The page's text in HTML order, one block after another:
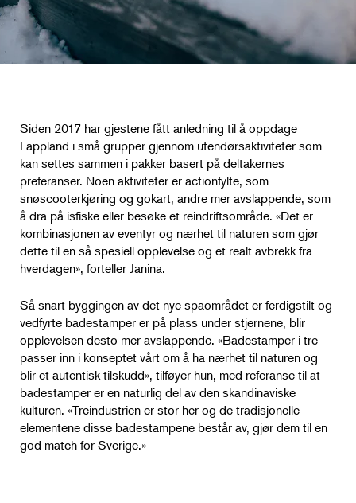
Siden 2017 har gjestene fått anledning til å oppdage
Lappland i små grupper gjennom utendørsaktiviteter som
kan settes sammen i pakker basert på deltakernes
preferanser. Noen aktiviteter er actionfylte, som
snøscooterkjøring og gokart, andre mer avslappende, som
å dra på isfiske eller besøke et reindriftsområde. «Det er
kombinasjonen av eventyr og nærhet til naturen som gjør
dette til en så spesiell opplevelse og et realt avbrekk fra
hverdagen», forteller Janina.
Så snart byggingen av det nye spaområdet er ferdigstilt og
vedfyrte badestamper er på plass under stjernene, blir
opplevelsen desto mer avslappende. «Badestamper i tre
passer inn i konseptet vårt om å ha nærhet til naturen og
blir et autentisk tilskudd», tilføyer hun, med referanse til at
badestamper er en naturlig del av den skandinaviske
kulturen. «Treindustrien er stor her og de tradisjonelle
elementene disse badestampene består av, gjør dem til en
god match for Sverige.»